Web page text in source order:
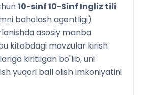
10-sinf10-Sinf Ingliz tili
baholash agentligi)
asosiy manba
kitobdagi mavzular kirish
kiritilgan bo'lib, uni
yuqori ball olish imkoniyatini